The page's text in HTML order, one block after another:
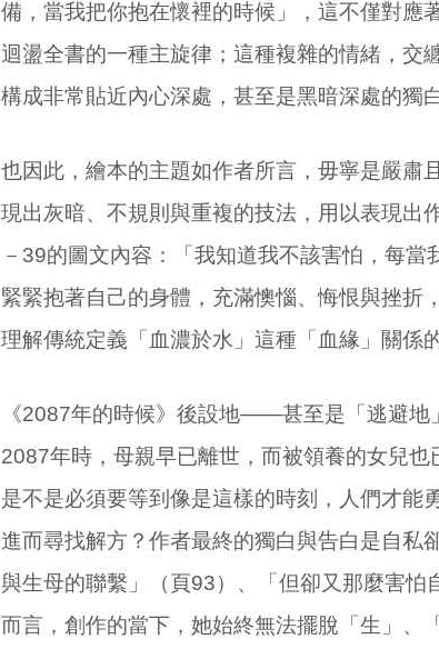
備，當我把你抱在懷裡的時候」，這不僅對應
迴盪全書的一種主旋律；這種複雜的情緒，交
構成非常貼近內心深處，甚至是黑暗深處的獨
也因此，繪本的主題如作者所言，毋寧是嚴肅
現出灰暗、不規則與重複的技法，用以表現出
－39的圖文內容：「我知道我不該害怕，每當
緊緊抱著自己的身體，充滿懊惱、悔恨與挫折
理解傳統定義「血濃於水」這種「血緣」關係
《2087年的時候》後設地——甚至是「逃避地
2087年時，母親早已離世，而被領養的女兒
是不是必須要等到像是這樣的時刻，人們才能
進而尋找解方？作者最終的獨白與告白是自私
與生母的聯繫」（頁93）、「但卻又那麼害
而言，創作的當下，她始終無法擺脫「生」、